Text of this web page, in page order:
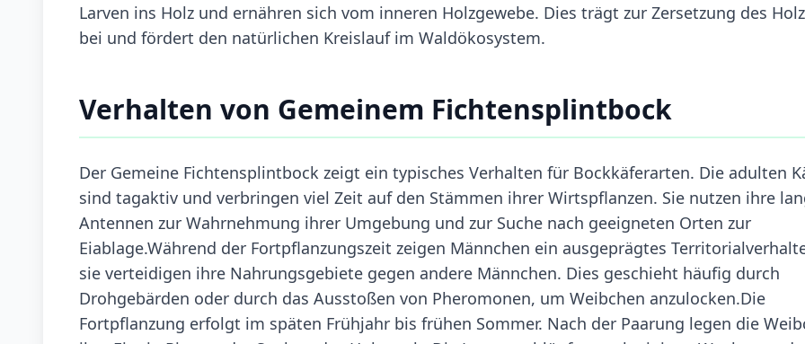
Larven ins Holz und ernähren sich vom inneren Holzgewebe. Dies trägt zur Zersetzung des
bei und fördert den natürlichen Kreislauf im Waldökosystem.
Verhalten von Gemeinem Fichtensplintbock
Der Gemeine Fichtensplintbock zeigt ein typisches Verhalten für Bockkäferarten. Die adulten
sind tagaktiv und verbringen viel Zeit auf den Stämmen ihrer Wirtspflanzen. Sie nutzen ihre
Antennen zur Wahrnehmung ihrer Umgebung und zur Suche nach geeigneten Orten zur
Eiablage.Während der Fortpflanzungszeit zeigen Männchen ein ausgeprägtes
sie verteidigen ihre Nahrungsgebiete gegen andere Männchen. Dies geschieht häufig durch
Drohgebärden oder durch das Ausstoßen von Pheromonen, um Weibchen anzulocken.Die
Fortpflanzung erfolgt im späten Frühjahr bis frühen Sommer. Nach der Paarung legen die